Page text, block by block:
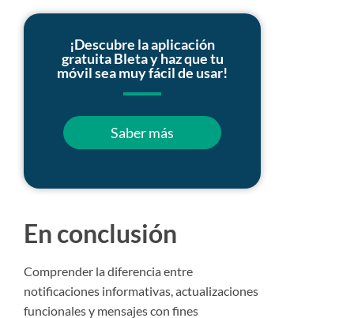
¡Descubre la aplicación
gratuita Bleta y haz que tu
móvil sea muy fácil de usar!
Saber más
En conclusión
Comprender la diferencia entre
notificaciones informativas, actualizaciones
funcionales y mensajes con fines